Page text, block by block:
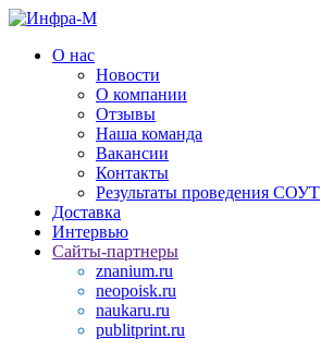
О нас
Новости
О компании
Отзывы
Наша команда
Вакансии
Контакты
Результаты проведения СОУТ
Доставка
Интервью
Сайты-партнеры
znanium.ru
neopoisk.ru
naukaru.ru
publitprint.ru